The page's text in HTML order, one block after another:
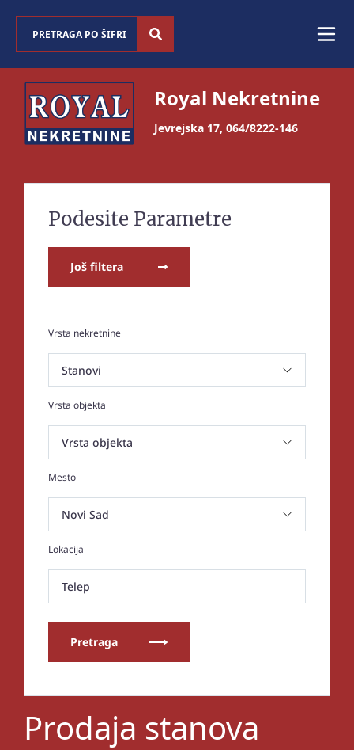
Royal Nekretnine
Jevrejska 17, 064/8222-146
Podesite Parametre
Još filtera
Vrsta nekretnine
Vrsta objekta
Mesto
Lokacija
Telep
Pretraga
Prodaja stanova